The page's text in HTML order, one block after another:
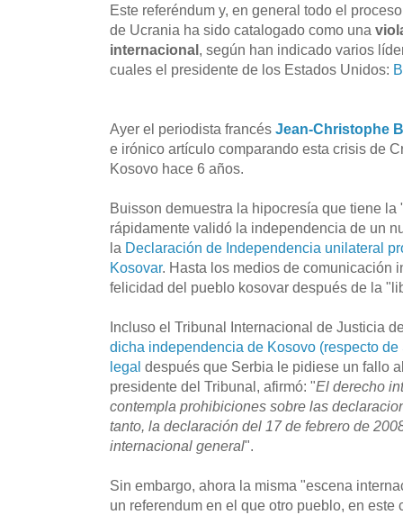
Este referéndum y, en general todo el
de Ucrania ha sido catalogado como una
internacional, según han indicado varios
cuales el presidente de los Estados Unidos:
Ayer el periodista francés Jean-Christophe
e irónico artículo comparando esta crisis de
Kosovo hace 6 años.
Buisson demuestra la hipocresía que tiene
rápidamente validó la independencia de un
la Declaración de Independencia unilateral
Kosovar. Hasta los medios de comunicación
felicidad del pueblo kosovar después de la
Incluso el Tribunal Internacional de Justicia
dicha independencia de Kosovo (respecto
legal después que Serbia le pidiese un fallo
presidente del Tribunal, afirmó: "El derecho
contempla prohibiciones sobre las
tanto, la declaración del 17 de febrero de
internacional general".
Sin embargo, ahora la misma "escena
un referendum en el que otro pueblo, en